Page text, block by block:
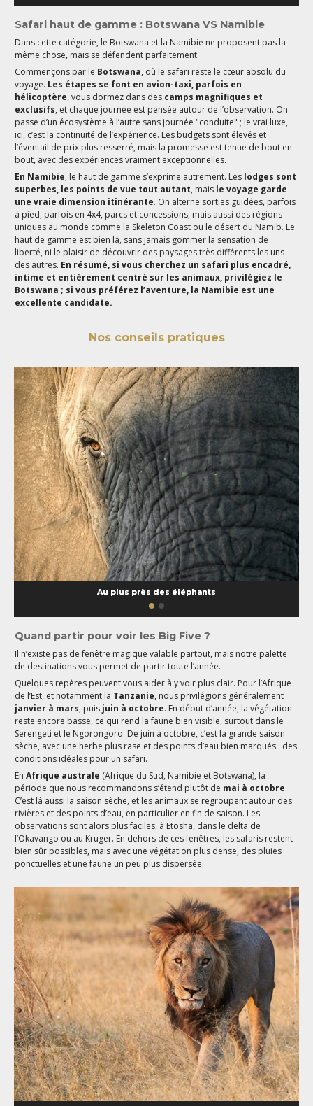
Safari haut de gamme : Botswana VS Namibie
Dans cette catégorie, le Botswana et la Namibie ne proposent pas la
même chose, mais se défendent parfaitement.
Commençons par le Botswana, où le safari reste le cœur absolu du
voyage. Les étapes se font en avion-taxi, parfois en
hélicoptère, vous dormez dans des camps magnifiques et
exclusifs, et chaque journée est pensée autour de l’observation. On
passe d’un écosystème à l’autre sans journée "conduite" ; le vrai luxe,
ici, c’est la continuité de l’expérience. Les budgets sont élevés et
l’éventail de prix plus resserré, mais la promesse est tenue de bout en
bout, avec des expériences vraiment exceptionnelles.
En Namibie, le haut de gamme s’exprime autrement. Les lodges sont
superbes, les points de vue tout autant, mais le voyage garde
une vraie dimension itinérante. On alterne sorties guidées, parfois
à pied, parfois en 4x4, parcs et concessions, mais aussi des régions
uniques au monde comme la Skeleton Coast ou le désert du Namib. Le
haut de gamme est bien là, sans jamais gommer la sensation de
liberté, ni le plaisir de découvrir des paysages très différents les uns
des autres. En résumé, si vous cherchez un safari plus encadré,
intime et entièrement centré sur les animaux, privilégiez le
Botswana ; si vous préférez l’aventure, la Namibie est une
excellente candidate.
Nos conseils pratiques
Au plus près des éléphants
Quand partir pour voir les Big Five ?
Il n’existe pas de fenêtre magique valable partout, mais notre palette
de destinations vous permet de partir toute l’année.
Quelques repères peuvent vous aider à y voir plus clair. Pour l’Afrique
de l’Est, et notamment la Tanzanie, nous privilégions généralement
janvier à mars, puis juin à octobre. En début d’année, la végétation
reste encore basse, ce qui rend la faune bien visible, surtout dans le
Serengeti et le Ngorongoro. De juin à octobre, c’est la grande saison
sèche, avec une herbe plus rase et des points d’eau bien marqués : des
conditions idéales pour un safari.
EnAfrique australe (Afrique du Sud, Namibie et Botswana), la
période que nous recommandons s’étend plutôt de mai à octobre.
C’est là aussi la saison sèche, et les animaux se regroupent autour des
rivières et des points d’eau, en particulier en fin de saison. Les
observations sont alors plus faciles, à Etosha, dans le delta de
l’Okavango ou au Kruger. En dehors de ces fenêtres, les safaris restent
bien sûr possibles, mais avec une végétation plus dense, des pluies
ponctuelles et une faune un peu plus dispersée.